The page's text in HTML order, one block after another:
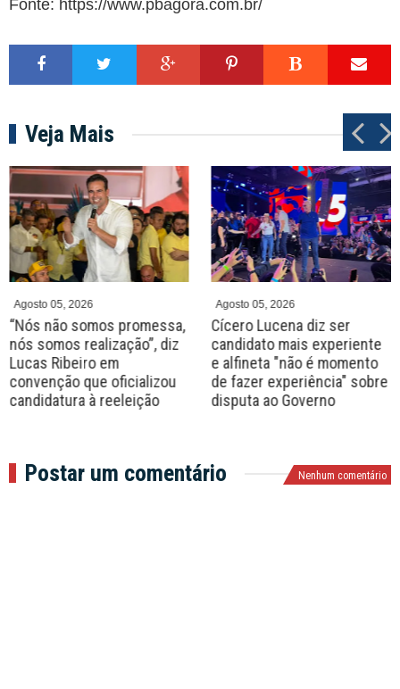
Fonte: https://www.pbagora.com.br/
Veja Mais
Agosto 05, 2026
“Nós não somos promessa,
nós somos realização”, diz
Lucas Ribeiro em
convenção que oficializou
candidatura à reeleição
Agosto 05, 2026
Cícero Lucena diz ser
candidato mais experiente
e alfineta "não é momento
de fazer experiência" sobre
disputa ao Governo
P
r
e
v
N
e
x
t
Postar um comentário Nenhum comentário